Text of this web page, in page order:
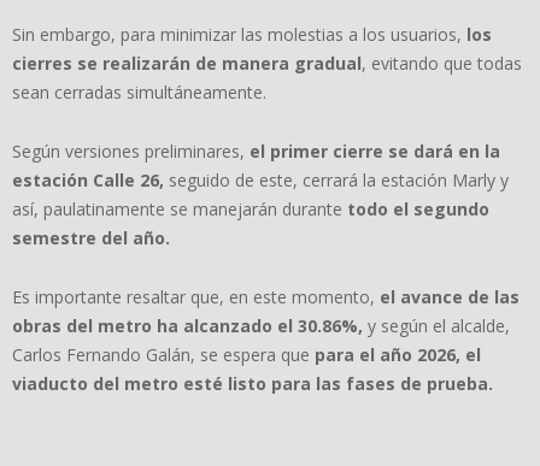
Sin embargo, para minimizar las molestias a los usuarios, los
cierres se realizarán de manera gradual, evitando que todas
sean cerradas simultáneamente.
Según versiones preliminares, el primer cierre se dará en la
estación Calle 26, seguido de este, cerrará la estación Marly y
así, paulatinamente se manejarán durante todo el segundo
semestre del año.
Es importante resaltar que, en este momento, el avance de las
obras del metro ha alcanzado el 30.86%, y según el alcalde,
Carlos Fernando Galán, se espera que para el año 2026, el
viaducto del metro esté listo para las fases de prueba.